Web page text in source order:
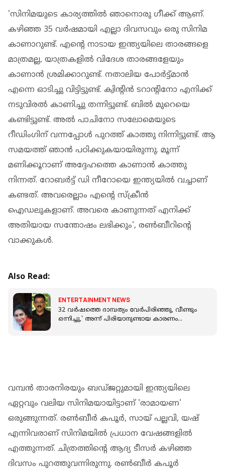
'സിനിമയുടെ കാര്യത്തില്‍ ഞാനൊരു ഗീക്ക് ആണ്.
കഴിഞ്ഞ 35 വര്‍ഷമായി എല്ലാ ദിവസവും ഒരു സിനിമ
കാണാറുണ്ട്. എന്റെ നാടായ ഇന്ത്യയിലെ താരങ്ങളെ
മാത്രമല്ല, യാത്രകളില്‍ വിദേശ താരങ്ങളേയും
കാണാന്‍ ശ്രമിക്കാറുണ്ട്. നതാലിയ പോര്‍ട്ട്മാന്‍
എന്നെ ഓടിച്ചു വിട്ടിട്ടുണ്ട്. ക്വിന്റിന്‍ ടറാന്റിനോ എനിക്ക്
നടുവിരല്‍ കാണിച്ചു തന്നിട്ടുണ്ട്. ബില്‍ മുറെയെ
കണ്ടിട്ടുണ്ട്. അല്‍ പാചിനോ സലോമെയുടെ
റീഡിംഗിന് വന്നപ്പോള്‍ പുറത്ത് കാത്തു നിന്നിട്ടുണ്ട്. ആ
സമയത്ത് ഞാന്‍ പഠിക്കുകയായിരുന്നു. മൂന്ന്
മണിക്കൂറാണ് അദ്ദേഹത്തെ കാണാന്‍ കാത്തു
നിന്നത്. റോബര്‍ട്ട് ഡി നീറോയെ ഇന്ത്യയില്‍ വച്ചാണ്
കണ്ടത്. അവരെല്ലാം എന്റെ സ്‌ക്രീന്‍
ഐഡലുകളാണ്. അവരെ കാണുന്നത് എനിക്ക്
അതിയായ സന്തോഷം ലഭിക്കും', രൺബീറിന്റെ
വാക്കുകൾ.
Also Read:
ENTERTAINMENT NEWS
32 വർഷത്തെ ദാമ്പത്യം വേർപിരിഞ്ഞു, വീണ്ടും
ഒന്നിച്ചു,' അന്ന് പിരിയാനുണ്ടായ കാരണം
വമ്പൻ താരനിരയും ബഡ്‌ജറ്റുമായി ഇന്ത്യയിലെ
ഏറ്റവും വലിയ സിനിമയായിട്ടാണ് 'രാമായണ'
ഒരുങ്ങുന്നത്. രൺബീർ കപൂർ, സായ് പല്ലവി, യഷ്
എന്നിവരാണ് സിനിമയിൽ പ്രധാന വേഷങ്ങളിൽ
എത്തുന്നത്. ചിത്രത്തിന്റെ ആദ്യ ടീസർ കഴിഞ്ഞ
ദിവസം പുറത്തുവന്നിരുന്നു. രൺബീർ കപൂർ